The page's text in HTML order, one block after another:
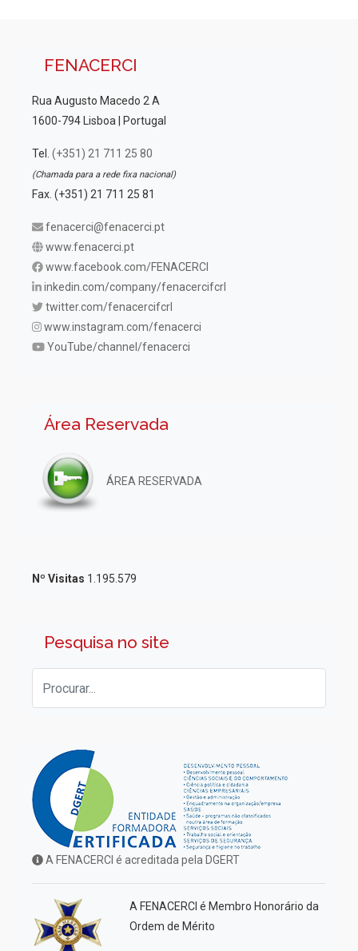
FENACERCI
Rua Augusto Macedo 2 A
1600-794 Lisboa | Portugal
Tel. (+351) 21 711 25 80
(Chamada para a rede fixa nacional)
Fax. (+351) 21 711 25 81
fenacerci@fenacerci.pt
www.fenacerci.pt
www.facebook.com/FENACERCI
inkedin.com/company/fenacercifcrl
twitter.com/fenacercifcrl
www.instagram.com/fenacerci
YouTube/channel/fenacerci
Área Reservada
ÁREA RESERVADA
Nº Visitas 1.195.579
Pesquisa no site
A FENACERCI é acreditada pela DGERT
A FENACERCI é Membro Honorário da
Ordem de Mérito